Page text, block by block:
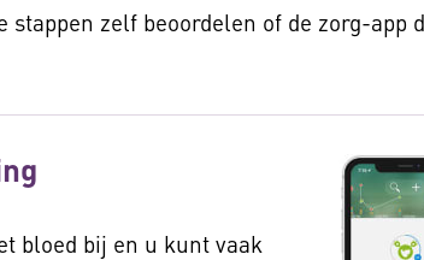
zelf beoordelen of de zorg-app
bloed bij en u kunt vaak